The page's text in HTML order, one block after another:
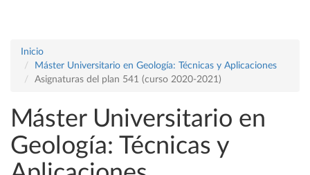
Inicio
Máster Universitario en Geología: Técnicas y Aplicaciones
Asignaturas del plan 541 (curso 2020-2021)
Máster Universitario en
Geología: Técnicas y